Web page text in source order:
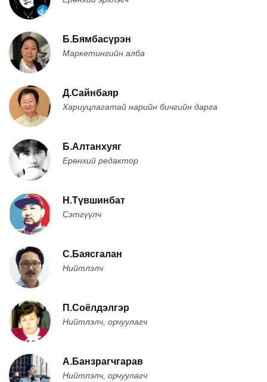
Б.Бямбасүрэн
Маркетингийн алба
Д.Сайнбаяр
Хариуцлагатай нарийн бичгийн дарга
Б.Алтанхуяг
Ерөнхий редактор
Н.Түвшинбат
Сэтгүүлч
С.Баясгалан
Нийтлэлч
П.Соёлдэлгэр
Нийтлэлч, орчуулагч
А.Банзрагчгарав
Нийтлэлч, орчуулагч